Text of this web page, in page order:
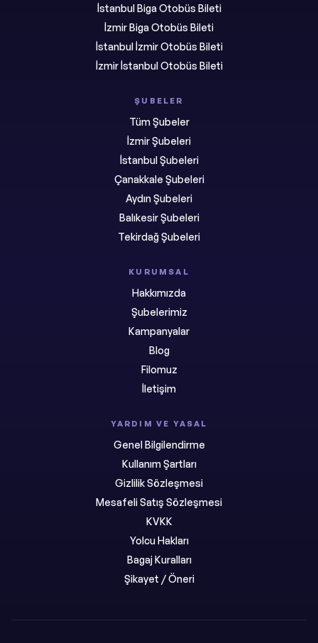
İstanbul Biga Otobüs Bileti
İzmir Biga Otobüs Bileti
İstanbul İzmir Otobüs Bileti
İzmir İstanbul Otobüs Bileti
ŞUBELER
Tüm Şubeler
İzmir Şubeleri
İstanbul Şubeleri
Çanakkale Şubeleri
Aydın Şubeleri
Balıkesir Şubeleri
Tekirdağ Şubeleri
KURUMSAL
Hakkımızda
Şubelerimiz
Kampanyalar
Blog
Filomuz
İletişim
YARDIM VE YASAL
Genel Bilgilendirme
Kullanım Şartları
Gizlilik Sözleşmesi
Mesafeli Satış Sözleşmesi
KVKK
Yolcu Hakları
Bagaj Kuralları
Şikayet / Öneri